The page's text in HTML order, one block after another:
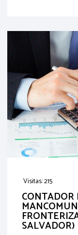
Visitas: 215
SALVADOR)